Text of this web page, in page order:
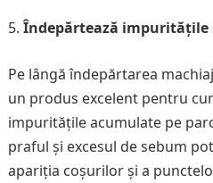
Îndepărtează impuritățile
Pe lângă îndepărtarea
un produs excelent pentru
impuritățile acumulate pe
praful și excesul de sebum
apariția coșurilor și a